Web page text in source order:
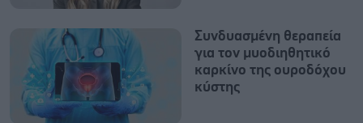
Συνδυασμένη θεραπεία
για τον μυοδιηθητικό
καρκίνο της ουροδόχου
κύστης